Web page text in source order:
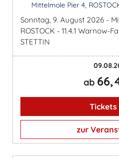
Mittelmole Pier 4,
Sonntag, 9. August 2026 -
ROSTOCK - 11.4.1
STETTIN
ab
zur